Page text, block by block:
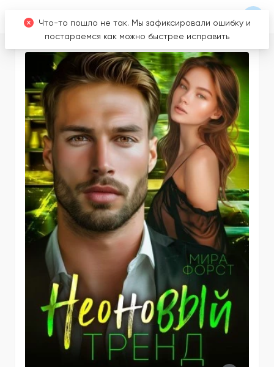
Что-то пошло не так. Мы зафиксировали ошибку и
постараемся как можно быстрее исправить